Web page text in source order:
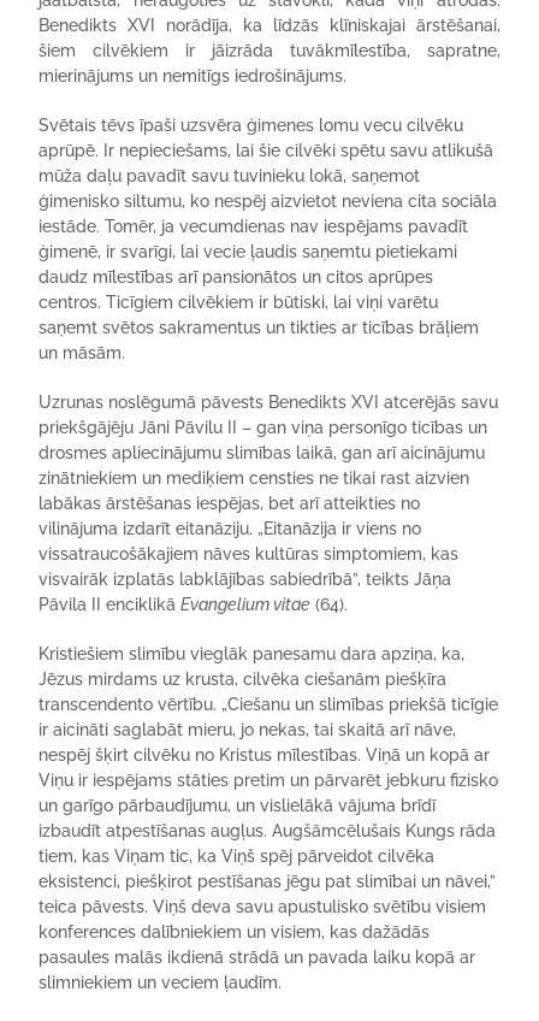
Benedikts XVI norādīja, ka līdzās klīniskajai ārstēšanai,
šiem cilvēkiem ir jāizrāda tuvākmīlestība, sapratne,
mierinājums un nemitīgs iedrošinājums.
Svētais tēvs īpaši uzsvēra ģimenes lomu vecu cilvēku
aprūpē. Ir nepieciešams, lai šie cilvēki spētu savu atlikušā
mūža daļu pavadīt savu tuvinieku lokā, saņemot
ģimenisko siltumu, ko nespēj aizvietot neviena cita sociāla
iestāde. Tomēr, ja vecumdienas nav iespējams pavadīt
ģimenē, ir svarīgi, lai vecie ļaudis saņemtu pietiekami
daudz mīlestības arī pansionātos un citos aprūpes
centros. Ticīgiem cilvēkiem ir būtiski, lai viņi varētu
saņemt svētos sakramentus un tikties ar ticības brāļiem
un māsām.
Uzrunas noslēgumā pāvests Benedikts XVI atcerējās savu
priekšgājēju Jāni Pāvilu II – gan viņa personīgo ticības un
drosmes apliecinājumu slimības laikā, gan arī aicinājumu
zinātniekiem un mediķiem censties ne tikai rast aizvien
labākas ārstēšanas iespējas, bet arī atteikties no
vilinājuma izdarīt eitanāziju. „Eitanāzija ir viens no
vissatraucošākajiem nāves kultūras simptomiem, kas
visvairāk izplatās labklājības sabiedrībā”, teikts Jāņa
Pāvila II enciklikāEvangelium vitae (64).
Kristiešiem slimību vieglāk panesamu dara apziņa, ka,
Jēzus mirdams uz krusta, cilvēka ciešanām piešķīra
transcendento vērtību. „Ciešanu un slimības priekšā ticīgie
ir aicināti saglabāt mieru, jo nekas, tai skaitā arī nāve,
nespēj šķirt cilvēku no Kristus mīlestības. Viņā un kopā ar
Viņu ir iespējams stāties pretim un pārvarēt jebkuru fizisko
un garīgo pārbaudījumu, un vislielākā vājuma brīdī
izbaudīt atpestīšanas augļus. Augšāmcēlušais Kungs rāda
tiem, kas Viņam tic, ka Viņš spēj pārveidot cilvēka
eksistenci, piešķirot pestīšanas jēgu pat slimībai un nāvei,”
teica pāvests. Viņš deva savu apustulisko svētību visiem
konferences dalībniekiem un visiem, kas dažādās
pasaules malās ikdienā strādā un pavada laiku kopā ar
slimniekiem un veciem ļaudīm.